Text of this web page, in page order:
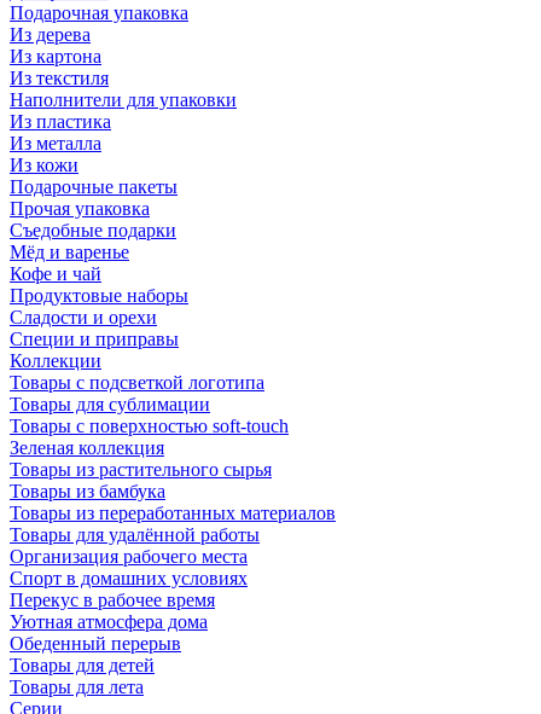
Подарочная упаковка
Из дерева
Из картона
Из текстиля
Наполнители для упаковки
Из пластика
Из металла
Из кожи
Подарочные пакеты
Прочая упаковка
Съедобные подарки
Мёд и варенье
Кофе и чай
Продуктовые наборы
Сладости и орехи
Специи и приправы
Коллекции
Товары с подсветкой логотипа
Товары для сублимации
Товары с поверхностью soft-touch
Зеленая коллекция
Товары из растительного сырья
Товары из бамбука
Товары из переработанных материалов
Товары для удалённой работы
Организация рабочего места
Спорт в домашних условиях
Перекус в рабочее время
Уютная атмосфера дома
Обеденный перерыв
Товары для детей
Товары для лета
Серии